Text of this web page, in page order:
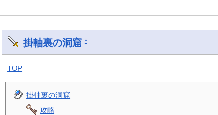
掛軸裏の洞窟 †
TOP
掛軸裏の洞窟
攻略